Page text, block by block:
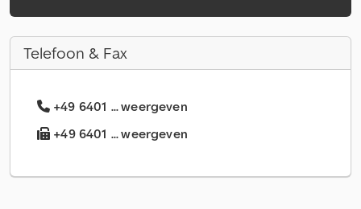
Telefoon & Fax
+49 6401 ... weergeven
+49 6401 ... weergeven